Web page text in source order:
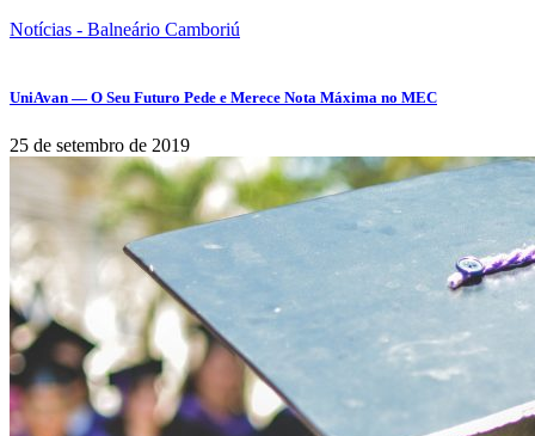
Notícias - Balneário Camboriú
UniAvan — O Seu Futuro Pede e Merece Nota Máxima no MEC
25 de setembro de 2019